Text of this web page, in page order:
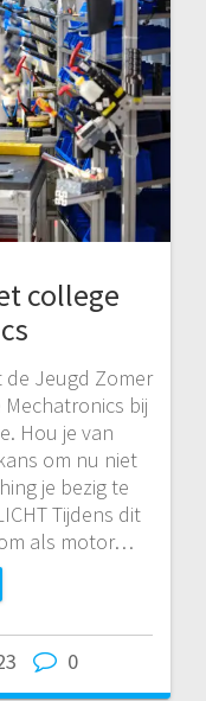
college
Jeugd Zomer
bij
Hou je van
om nu niet
je bezig te
Tijdens dit
als motor…
0